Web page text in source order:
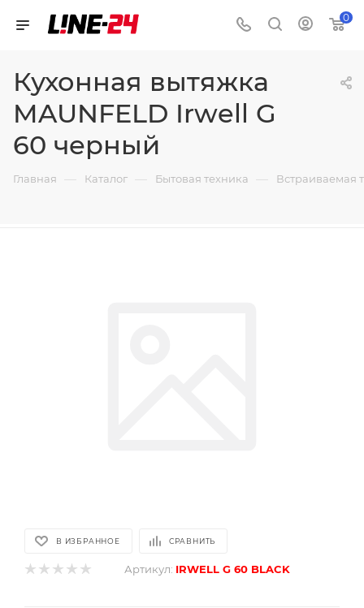
0
Кухонная вытяжка
MAUNFELD Irwell G
60 черный
Главная — Каталог — Бытовая техника — Встраиваемая
В ИЗБРАННОЕ СРАВНИТЬ
Артикул: IRWELL G 60 BLACK